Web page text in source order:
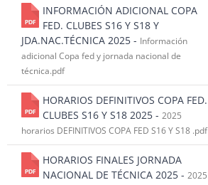
INFORMACIÓN ADICIONAL COPA
FED. CLUBES S16 Y S18 Y
JDA.NAC.TÉCNICA 2025 - Información
adicional Copa fed y jornada nacional de
técnica.pdf
HORARIOS DEFINITIVOS COPA FED.
CLUBES S16 Y S18 2025 - 2025
horarios DEFINITIVOS COPA FED S16 Y S18 .pdf
HORARIOS FINALES JORNADA
NACIONAL DE TÉCNICA 2025 - 2025